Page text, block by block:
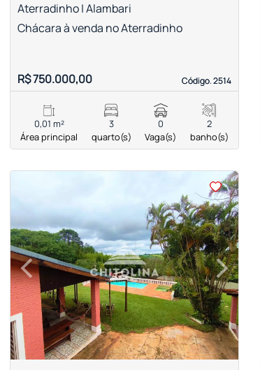
Aterradinho | Alambari
Código. 2514
Código. 2514
Chácara à venda no Aterradinho
R$ 750.000,00
0,01 m²
Área principal
3
quarto(s)
0
Vaga(s)
2
banho(s)
‹Previous ›
Next